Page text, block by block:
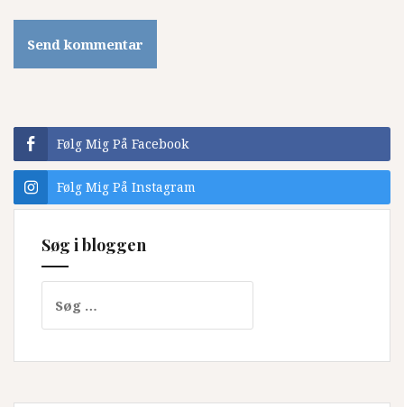
Følg Mig På Facebook
Følg Mig På Instagram
Søg i bloggen
efter: